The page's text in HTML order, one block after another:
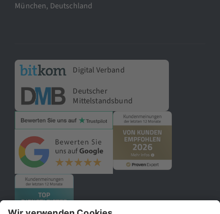
München, Deutschland
Digital Verband
Deutscher
Mittelstandsbund